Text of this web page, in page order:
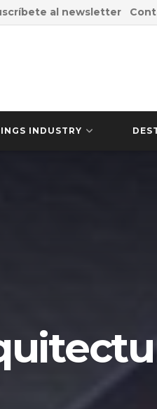
al newsletter
INDUSTRY